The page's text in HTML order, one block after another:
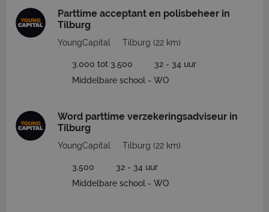
Parttime acceptant en polisbeheer in
Tilburg
YoungCapital Tilburg (22 km)
3.000 tot 3.500
32 - 34 uur
Middelbare school - WO
Word parttime verzekeringsadviseur in
Tilburg
YoungCapital Tilburg (22 km)
3.500
32 - 34 uur
Middelbare school - WO